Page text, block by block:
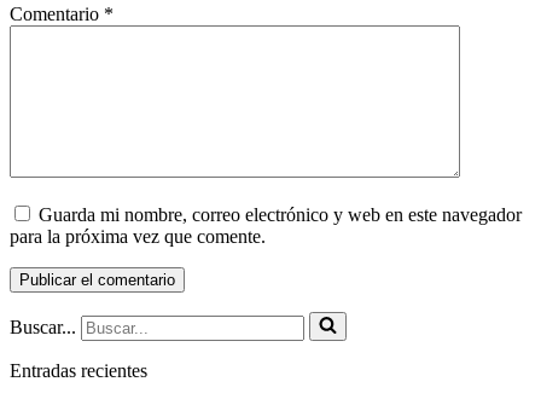
Comentario *
Guarda mi nombre, correo electrónico y web en este navegador
para la próxima vez que comente.
Buscar...
Entradas recientes